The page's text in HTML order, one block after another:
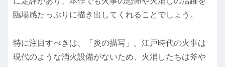
臨場感たっぷりに描き出してくれることでしょう。
特に注目すべきは、「炎の描写」。江戸時代の火事は
現代のような消火設備がないため、火消したちは斧や